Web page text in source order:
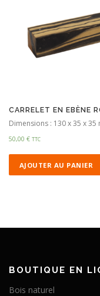
CARRELET EN EBÈNE
Dimensions : 130 x 35 x 35
50,00 € TTC
AJOUTER AU PANIER
BOUTIQUE EN
Bois naturel